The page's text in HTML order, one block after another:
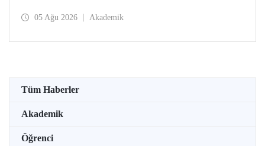
Koşullarına Bağlı Mikrolif Salımı: Aşınma, UV Maruziyeti
05 Ağu 2026 Akademik
Tüm Haberler
Akademik
Öğrenci